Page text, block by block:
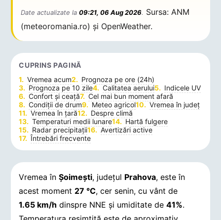
Date actualizate la09:21, 06 Aug 2026. Sursa: ANM
(meteoromania.ro) și OpenWeather.
CUPRINS PAGINĂ
Vremea acum
Prognoza pe ore (24h)
Prognoza pe 10 zile
Calitatea aerului
Indicele UV
Confort și ceață
Cel mai bun moment afară
Condiții de drum
Meteo agricol
Vremea în județ
Vremea în țară
Despre climă
Temperaturi medii lunare
Hartă fulgere
Radar precipitații
Avertizări active
Întrebări frecvente
Vremea înŞoimeşti, județul Prahova, este în
acest moment 27 °C, cer senin, cu vânt de
1.65 km/h dinspre NNE și umiditate de41%.